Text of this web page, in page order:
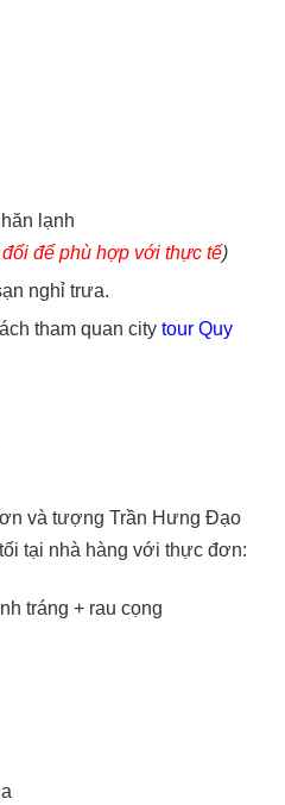
lạnh
để phù hợp với thực tế)
nghỉ trưa.
tham quan city tour Quy
và tượng Trần Hưng Đạo
tại nhà hàng với thực đơn:
tráng + rau cọng